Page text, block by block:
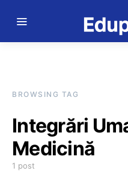
BROWSING TAG
Integrări
Medicină
1 post